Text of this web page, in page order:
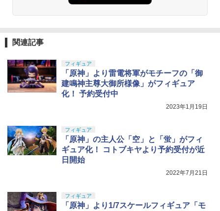
関連記事
フィギュア
「原神」より雷電将軍がモチーフの「御
建鳴神主尊大御所様像」がフィギュア
化！ 予約受付中
2023年1月19日
フィギュア
「原神」の主人公「空」と「蛍」がフィ
ギュア化！ コトブキヤより予約受付が近
日開始
2022年7月21日
フィギュア
「原神」より1/7スケールフィギュア「モ